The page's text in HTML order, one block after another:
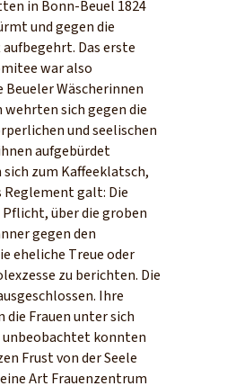
in Bonn-Beuel 1824
und gegen die
Das erste
war also
Wäscherinnen
sich gegen die
und seelischen
aufgebürdet
zum Kaffeeklatsch,
Reglement galt: Die
über die groben
gegen den
eheliche Treue oder
zu berichten. Die
Ihre
Frauen unter sich
unbeobachtet konnten
Frust von der Seele
Art Frauenzentrum